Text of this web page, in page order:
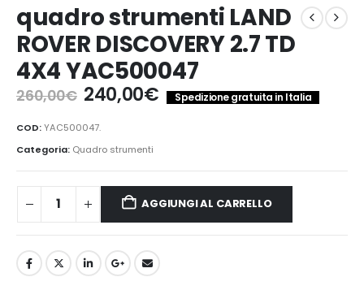
quadro strumenti LAND
ROVER DISCOVERY 2.7 TD
4X4 YAC500047
260,00€ Il
prezzo
originale
era:
260,00€.
240,00€Il
prezzo
240,00€.
Spedizione gratuita in Italia
COD:YAC500047.
Categoria: Quadro strumenti
AGGIUNGI AL CARRELLO